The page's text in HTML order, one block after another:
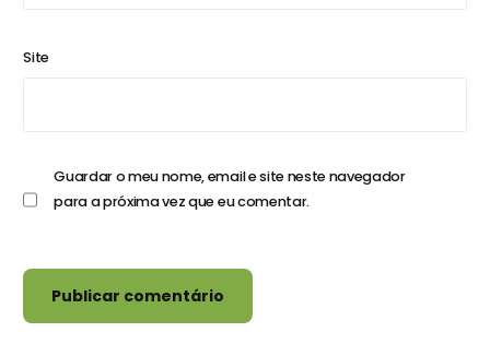
Site
Guardar o meu nome, email e site neste navegador
para a próxima vez que eu comentar.